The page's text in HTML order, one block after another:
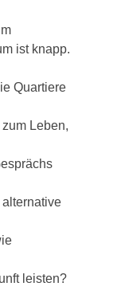
ist knapp.
Quartiere
Leben,
leisten?